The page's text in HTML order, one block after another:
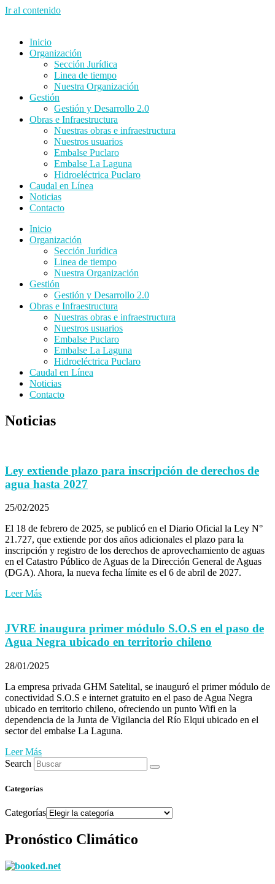
Ir al contenido
Inicio
Organización
Sección Jurídica
Linea de tiempo
Nuestra Organización
Gestión
Gestión y Desarrollo 2.0
Obras e Infraestructura
Nuestras obras e infraestructura
Nuestros usuarios
Embalse Puclaro
Embalse La Laguna
Hidroeléctrica Puclaro
Caudal en Línea
Noticias
Contacto
Inicio
Organización
Sección Jurídica
Linea de tiempo
Nuestra Organización
Gestión
Gestión y Desarrollo 2.0
Obras e Infraestructura
Nuestras obras e infraestructura
Nuestros usuarios
Embalse Puclaro
Embalse La Laguna
Hidroeléctrica Puclaro
Caudal en Línea
Noticias
Contacto
Noticias
Ley extiende plazo para inscripción de derechos de
agua hasta 2027
25/02/2025
El 18 de febrero de 2025, se publicó en el Diario Oficial la Ley N°
21.727, que extiende por dos años adicionales el plazo para la
inscripción y registro de los derechos de aprovechamiento de aguas
en el Catastro Público de Aguas de la Dirección General de Aguas
(DGA). Ahora, la nueva fecha límite es el 6 de abril de 2027.
Leer Más
JVRE inaugura primer módulo S.O.S en el paso de
Agua Negra ubicado en territorio chileno
28/01/2025
La empresa privada GHM Satelital, se inauguró el primer módulo de
conectividad S.O.S e internet gratuito en el paso de Agua Negra
ubicado en territorio chileno, ofreciendo un punto Wifi en la
dependencia de la Junta de Vigilancia del Río Elqui ubicado en el
sector del embalse La Laguna.
Leer Más
Search
Categorías
Categorías
Pronóstico Climático